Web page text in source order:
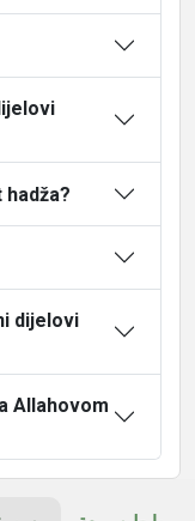
dijelovi
Allahovom